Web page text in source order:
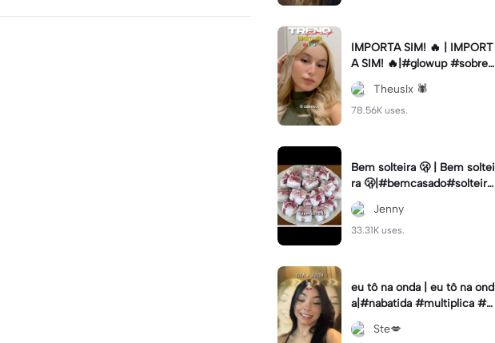
IMPORTA SIM! 🔥 | IMPORT
A SIM! 🔥|#glowup #sobre
mim #viralcut #importasi
m ✨ Theuslx 🕷️
78.56K uses.
Bem solteira 🫢 | Bem soltei
ra 🫢|#bemcasado#solteira
#trendtiktok#i5#viral
Jenny
33.31K uses.
eu tô na onda | eu tô na ond
a|#nabatida #multiplica #e
feitos #efeitoscapcut #vira
lcut
Ste💋